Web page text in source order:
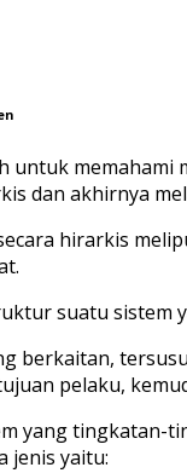
untuk
dan akhirnya
hirarkis
suatu sistem
berkaitan,
pelaku,
yang tingkatan-
jenis yaitu: